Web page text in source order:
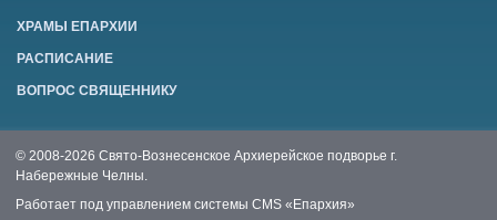
ХРАМЫ ЕПАРХИИ
РАСПИСАНИЕ
ВОПРОС СВЯЩЕННИКУ
© 2008-2026 Свято-Вознесенское Архиерейское подворье г.
Набережные Челны.
Работает под управлением системы CMS «Епархия»